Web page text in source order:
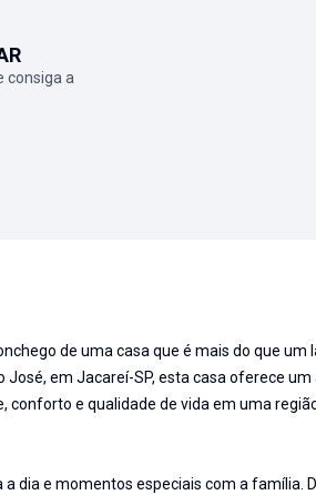
consiga a
de uma casa que é mais do que um
em Jacareí-SP, esta casa oferece
e qualidade de vida em uma
dia e momentos especiais com a família.